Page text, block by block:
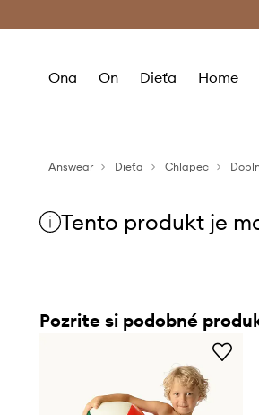
Ona On Dieťa Home
Answear Dieťa Chlapec
Tento produkt je
Pozrite si podobné